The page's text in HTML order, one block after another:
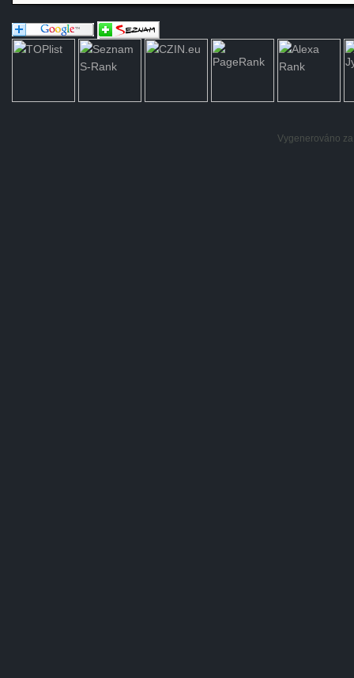
Vygenerováno